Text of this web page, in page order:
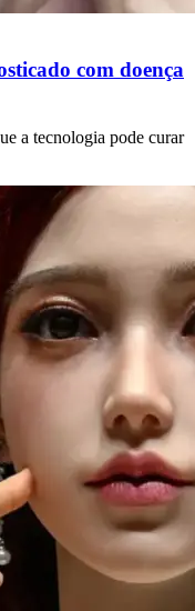
com doença
a tecnologia pode curar